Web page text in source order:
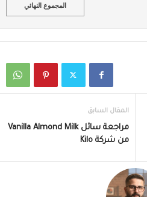
المجموع النهائي
المقال السابق
مراجعة سائل Vanilla Almond Milk
من شركة Kilo